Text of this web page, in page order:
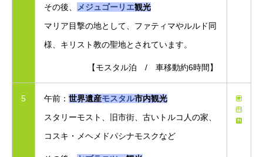
その後、 メジュゴーリエ観光
マリア目撃の地として、ファティマやルルド同
様、キリスト教の聖地とされています。
【モスタル泊 / 車移動約6時間】
5 午前： 世界遺産モスタル市内観光
スタリーモスト、旧市街、古いトルコ人の家、
コスキ・メヘメドパシナモスクなど